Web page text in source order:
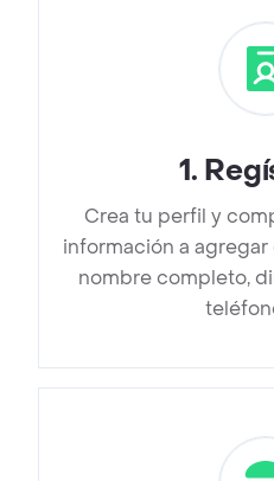
1.
Crea tu perfil y
información a
nombre completo,